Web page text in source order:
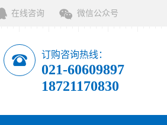
在线咨询 微信公众号
订购咨询热线：
021-60609897
18721170830